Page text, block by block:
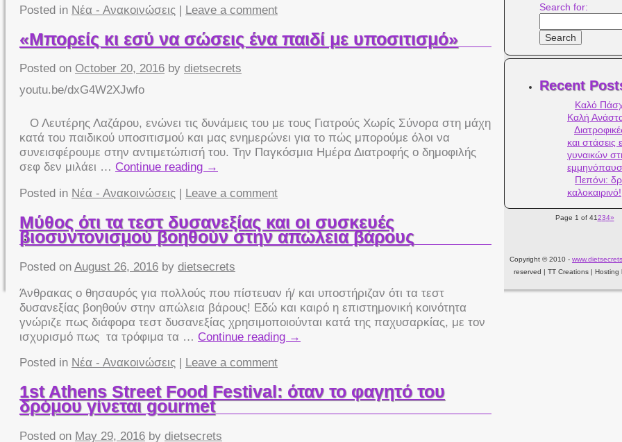
Posted in Νέα - Ανακοινώσεις | Leave a comment
«Μπορείς κι εσύ να σώσεις ένα παιδί με υποσιτισμό»
Posted on October 20, 2016 by dietsecrets
youtu.be/dxG4W2XJwfo
Ο Λευτέρης Λαζάρου, ενώνει τις δυνάμεις του με τους Γιατρούς Χωρίς Σύνορα στη μάχη
κατά του παιδικού υποσιτισμού και μας ενημερώνει για το πώς μπορούμε όλοι να
συνεισφέρουμε στην αντιμετώπισή του. Την Παγκόσμια Ημέρα Διατροφής ο δημοφιλής
σεφ δεν μιλάει … Continue reading →
Posted in Νέα - Ανακοινώσεις | Leave a comment
Μύθος ότι τα τεστ δυσανεξίας και οι συσκευές
βιοσυντονισμού βοηθούν στην απώλεια βάρους
Posted on August 26, 2016 by dietsecrets
Άνθρακας ο θησαυρός για πολλούς που πίστευαν ή/ και υποστήριζαν ότι τα τεστ
δυσανεξίας βοηθούν στην απώλεια βάρους! Εδώ και καιρό η επιστημονική κοινότητα
γνώριζε πως διάφορα τεστ δυσανεξίας χρησιμοποιούνται κατά της παχυσαρκίας, με τον
ισχυρισμό πως τα τρόφιμα τα … Continue reading →
Posted in Νέα - Ανακοινώσεις Leave a comment
1st Athens Street Food Festival: όταν το φαγητό του
δρόμου γίνεται gourmet
Posted on May 29, 2016 by dietsecrets
Search for:
Recent
Καλό
Καλή
και στάσεις
γυναικών
Πεπόνι:
καλοκαιρινό!
Page 1 of 41234»
Copyright © 2010 -
reserved | TT Creations | Hosting